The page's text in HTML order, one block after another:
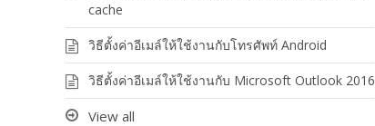
cache
วิธีตั้งค่าอีเมล์ให้ใช้งานกับโทรศัพท์ Android
วิธีตั้งค่าอีเมล์ให้ใช้งานกับ Microsoft Outlook 2016
View all